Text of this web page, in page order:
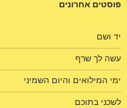
פוסטים אחרונים
יד ושם
עשה לך שרף
ימי המילואים והיום השמיני
לשכני בתוכם